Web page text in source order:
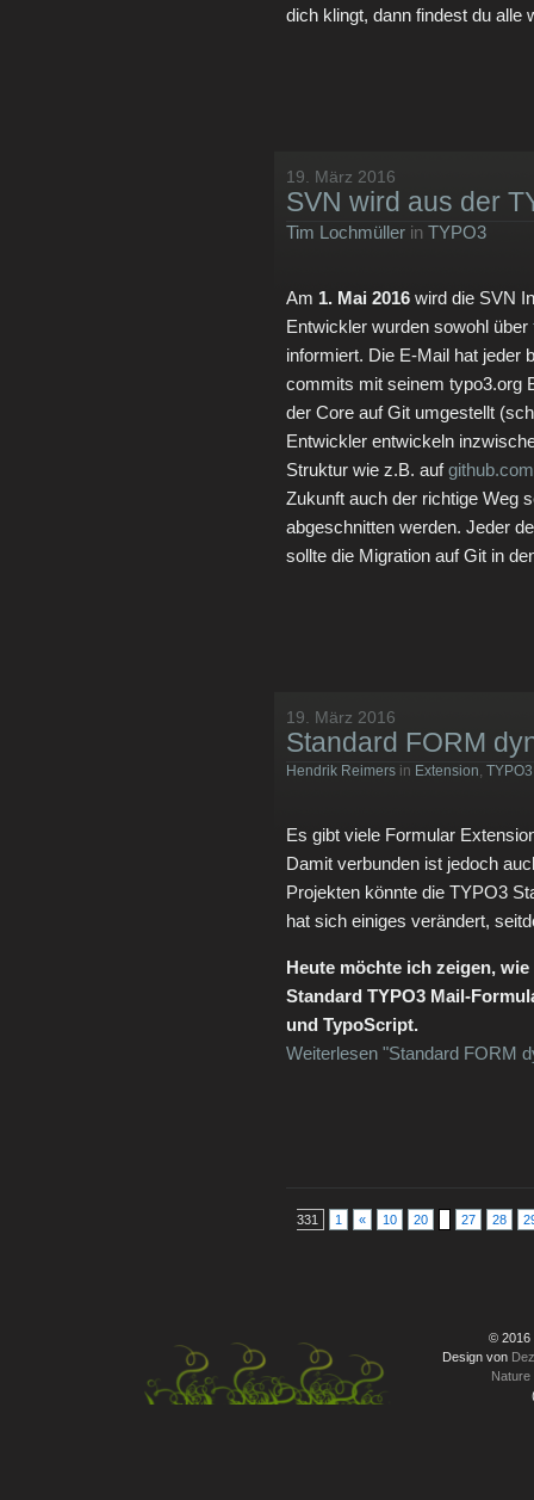
dich klingt, dann findest du
19. März 2016
SVN wird aus der
Tim Lochmüller in TYPO3
Am 1. Mai 2016 wird die SVN
Entwickler wurden sowohl über
informiert. Die E-Mail hat jeder
commits mit seinem typo3.org
der Core auf Git umgestellt
Entwickler entwickeln
Struktur wie z.B. aufgithub.com
Zukunft auch der richtige Weg
abgeschnitten werden. Jeder
sollte die Migration auf Git in
19. März 2016
Standard FORM
Hendrik Reimers in Extension, TYPO3
Es gibt viele Formular
Damit verbunden ist jedoch
Projekten könnte die TYPO3
hat sich einiges verändert,
Heute möchte ich zeigen,
Standard TYPO3 Mail-
und TypoScript.
Weiterlesen "Standard FORM
331 1 « 10 20 27 28
© 2016
Design von
Nature